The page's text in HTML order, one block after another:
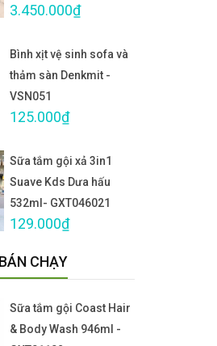
3.450.000₫
Bình xịt vệ sinh sofa và
thảm sàn Denkmit -
VSN051
125.000₫
Sữa tắm gội xả 3in1
Suave Kds Dưa hấu
532ml- GXT046021
129.000₫
CHẠY
Sữa tắm gội Coast Hair
& Body Wash 946ml -